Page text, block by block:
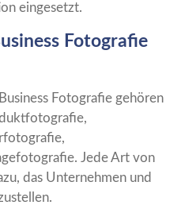
eingesetzt.
Fotografie
Fotografie gehören
Jede Art von
das Unternehmen und